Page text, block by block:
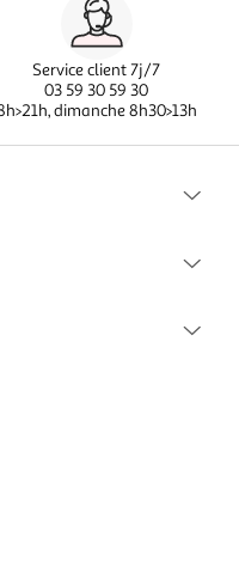
Service client 7j/7
03 59 30 59 30
dimanche 8h30>13h